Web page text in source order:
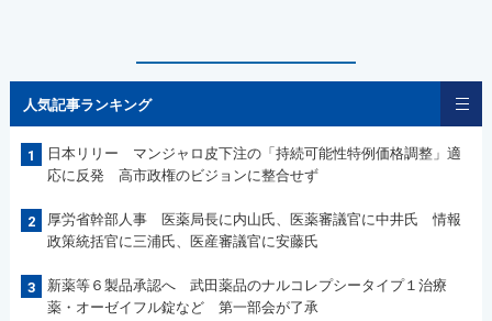
人気記事ランキング
1
日本リリー マンジャロ皮下注の「持続可能性特例価格調整」適
応に反発 高市政権のビジョンに整合せず
2
厚労省幹部人事 医薬局長に内山氏、医薬審議官に中井氏 情報
政策統括官に三浦氏、医産審議官に安藤氏
3
新薬等６製品承認へ 武田薬品のナルコレプシータイプ１治療
薬・オーゼイフル錠など 第一部会が了承